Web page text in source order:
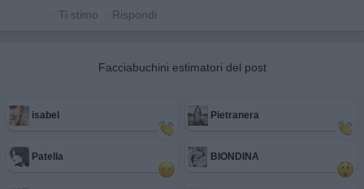
· Ti stimo · Rispondi
Facciabuchini estimatori del post
isabel Pietranera
Patella BIONDINA